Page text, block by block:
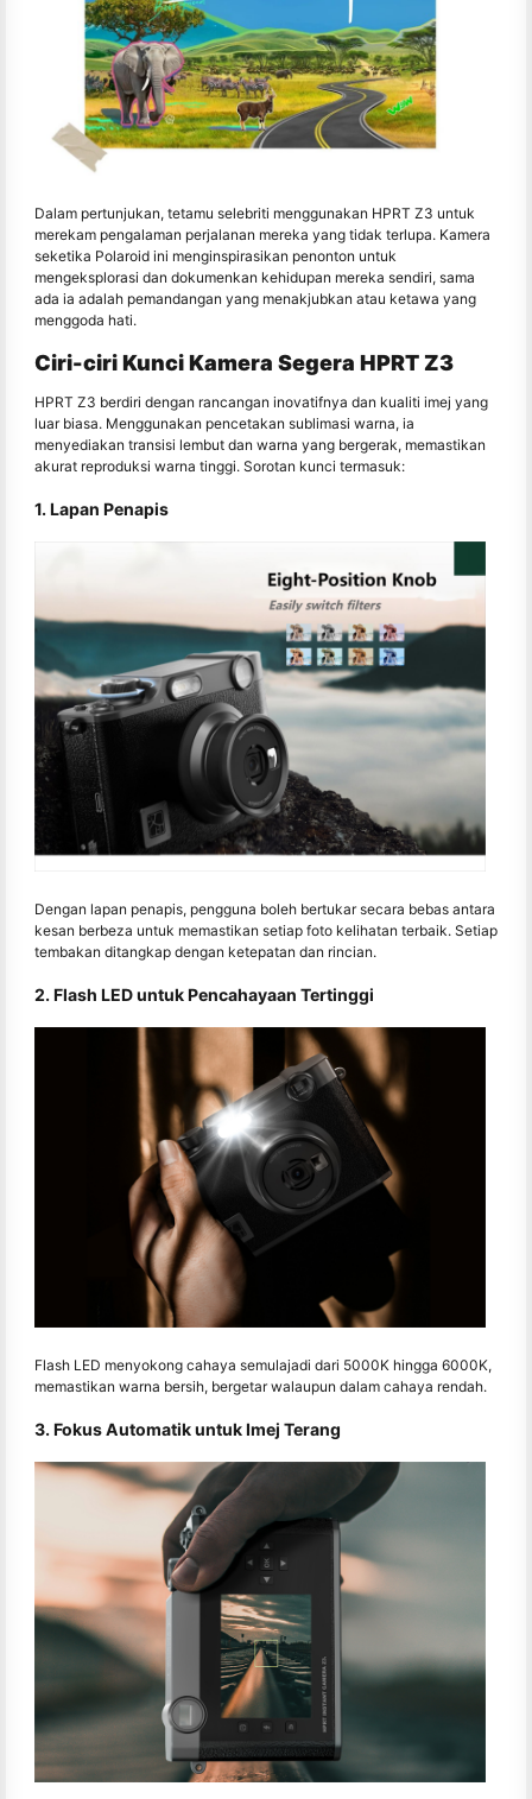
Dalam pertunjukan, tetamu selebriti menggunakan HPRT Z3 untuk
merekam pengalaman perjalanan mereka yang tidak terlupa. Kamera
seketika Polaroid ini menginspirasikan penonton untuk
mengeksplorasi dan dokumenkan kehidupan mereka sendiri, sama
ada ia adalah pemandangan yang menakjubkan atau ketawa yang
menggoda hati.
Ciri-ciri Kunci Kamera Segera HPRT Z3
HPRT Z3 berdiri dengan rancangan inovatifnya dan kualiti imej yang
luar biasa. Menggunakan pencetakan sublimasi warna, ia
menyediakan transisi lembut dan warna yang bergerak, memastikan
akurat reproduksi warna tinggi. Sorotan kunci termasuk:
1. Lapan Penapis
Dengan lapan penapis, pengguna boleh bertukar secara bebas antara
kesan berbeza untuk memastikan setiap foto kelihatan terbaik. Setiap
tembakan ditangkap dengan ketepatan dan rincian.
2. Flash LED untuk Pencahayaan Tertinggi
Flash LED menyokong cahaya semulajadi dari 5000K hingga 6000K,
memastikan warna bersih, bergetar walaupun dalam cahaya rendah.
3. Fokus Automatik untuk Imej Terang